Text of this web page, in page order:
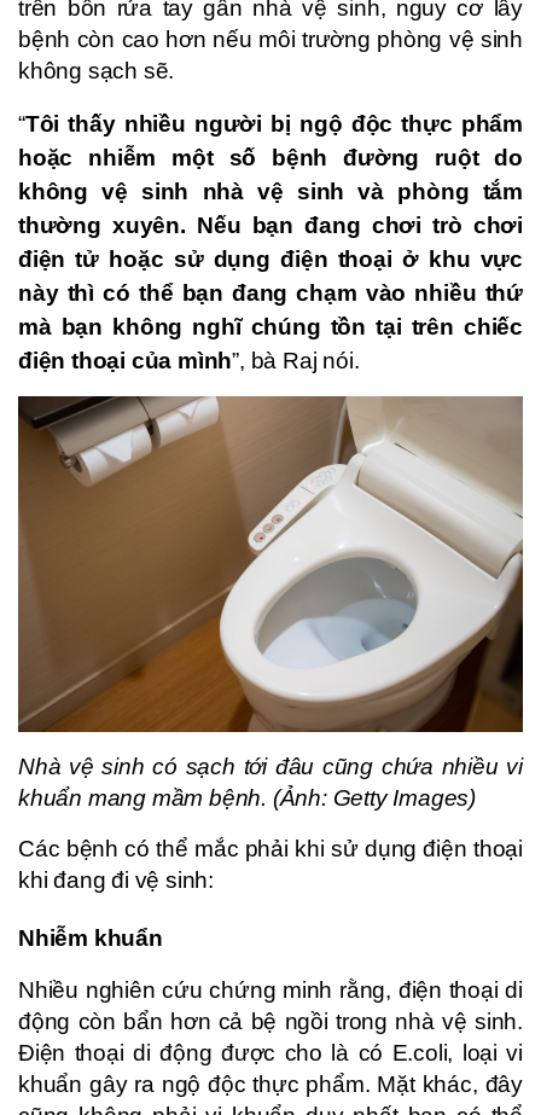
trên bồn rửa tay gần nhà vệ sinh, nguy cơ lây
bệnh còn cao hơn nếu môi trường phòng vệ sinh
không sạch sẽ.
“Tôi thấy nhiều người bị ngộ độc thực phẩm
hoặc nhiễm một số bệnh đường ruột do
không vệ sinh nhà vệ sinh và phòng tắm
thường xuyên. Nếu bạn đang chơi trò chơi
điện tử hoặc sử dụng điện thoại ở khu vực
này thì có thể bạn đang chạm vào nhiều thứ
mà bạn không nghĩ chúng tồn tại trên chiếc
điện thoại của mình”, bà Raj nói.
Nhà vệ sinh có sạch tới đâu cũng chứa nhiều vi
khuẩn mang mầm bệnh. (Ảnh: Getty Images)
Các bệnh có thể mắc phải khi sử dụng điện thoại
khi đang đi vệ sinh:
Nhiễm khuẩn
Nhiều nghiên cứu chứng minh rằng, điện thoại di
động còn bẩn hơn cả bệ ngồi trong nhà vệ sinh.
Điện thoại di động được cho là có E.coli, loại vi
khuẩn gây ra ngộ độc thực phẩm. Mặt khác, đây